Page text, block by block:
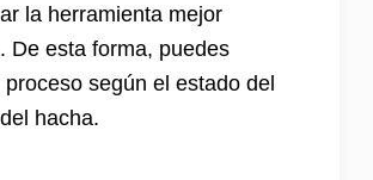
la herramienta mejor
De esta forma, puedes
según el estado del
hacha.